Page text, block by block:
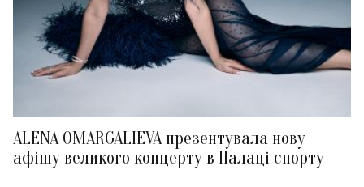
ALENA OMARGALIEVA презентувала нову
афішу великого концерту в Палаці спорту